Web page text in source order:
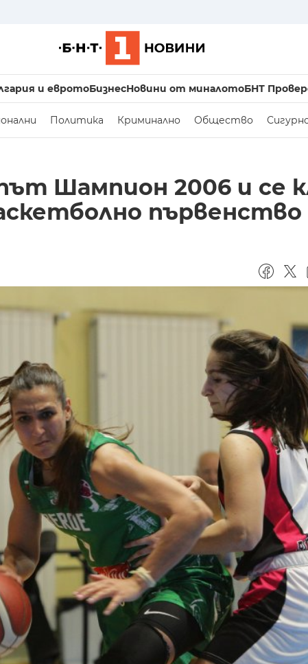
и евротоБизнесНовини от миналотоБНТ
Политика Криминално Общество
Шампион 2006 и се
първенство